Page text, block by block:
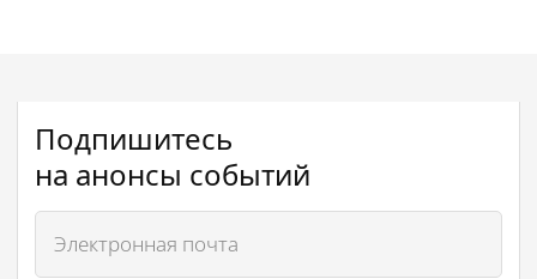
Подпишитесь
на анонсы событий